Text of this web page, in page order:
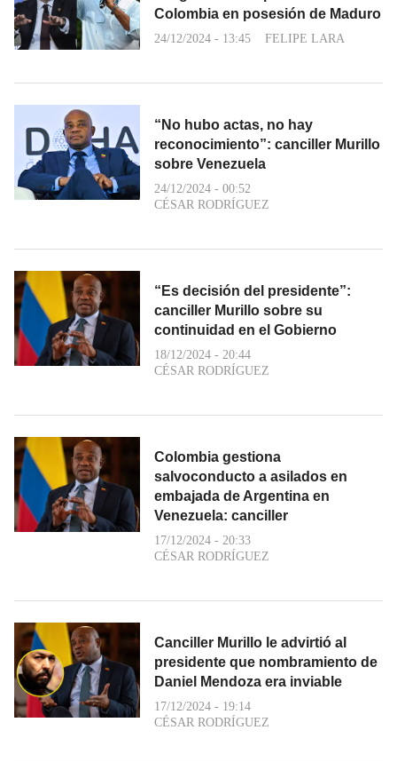
Colombia en posesión de Maduro
24/12/2024 - 13:45 FELIPE LARA
“No hubo actas, no hay
reconocimiento”: canciller Murillo
sobre Venezuela
24/12/2024 - 00:52
CÉSAR RODRÍGUEZ
“Es decisión del presidente”:
canciller Murillo sobre su
continuidad en el Gobierno
18/12/2024 - 20:44
CÉSAR RODRÍGUEZ
Colombia gestiona
salvoconducto a asilados en
embajada de Argentina en
Venezuela: canciller
17/12/2024 - 20:33
CÉSAR RODRÍGUEZ
Canciller Murillo le advirtió al
presidente que nombramiento de
Daniel Mendoza era inviable
17/12/2024 - 19:14
CÉSAR RODRÍGUEZ